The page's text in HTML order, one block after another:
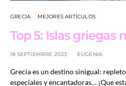
GRECIA MEJORES ARTÍCULOS
Top 5: Islas griegas
18 SEPTIEMBRE 2023 EUGENIA
Grecia es un destino sinigual:
especiales y encantadoras… ¡Que